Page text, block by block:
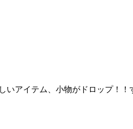
アイテム、小物がドロップ！